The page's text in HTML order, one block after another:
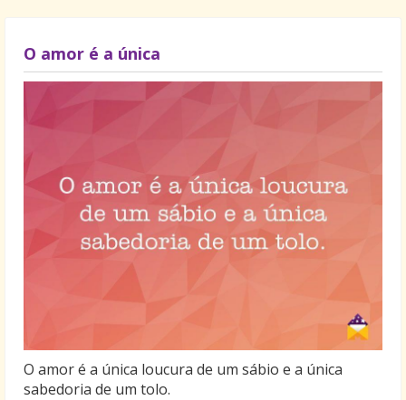
ser tua mulher e companheira.
Conte sempre comigo!
De sua esposa que te ama muito, um beijo muito
O amor é a única
O amor é a única loucura de um sábio e a única
sabedoria de um tolo.